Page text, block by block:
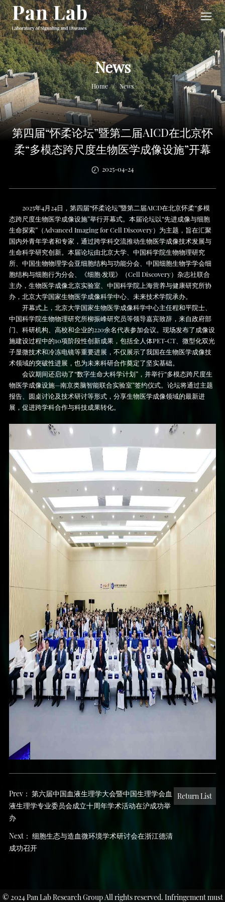
News
Home / News
第四届“怀柔论坛”暨第二届AICD在北京怀
柔“多模态跨尺度生物医学成像设施”开幕
2025-04-24
2025年4月24日，第四届“怀柔论坛”暨第二届AICD在北京怀柔“多模
态跨尺度生物医学成像设施”举行开幕式。本届论坛以“先进成像与细胞
生命探索”（Advanced Imaging for Cell Discovery）为主题，旨在汇聚
国内外青年学者和专家，通过跨学科交流推动生物医学成像技术发展与
生命科学研究创新。本届论坛由北京大学、中国科学院生物物理研究
所、中国生物物理学会亚细胞结构与功能分会、中国细胞生物学学会细
胞结构与细胞行为分会、《细胞·发现》（Cell Discovery）杂志社联合
主办，生物医学成像北京实验室、中国科学院上海营养与健康研究所协
办，北京大学国家生物医学成像科学中心、未来技术学院承办。
开幕式上，北京大学国家生物医学成像科学中心主任程和平院士、
中国科学院生物物理研究所柳振峰研究员等领导嘉宾致辞，来自政府部
门、科研机构、高校和企业的220余名代表参加会议。现场发布了成像设
施建设过程中的10项阶段性创新成果，包括全人体PET-CT、微型化双光
子显微技术和冷冻电镜等重要进展，不仅展示了我国在生物医学成像技
术领域的突破性进展，也为未来科研合作奠定了坚实基础。
会议期间还启动了“数字生命大科学计划”，并举行“多模态跨尺度生
物医学成像设施—南京类脑智能联合实验室”签约仪式。论坛将通过主题
报告、圆桌讨论及技术研讨等形式，分享生物医学成像领域的最新进
展，促进跨学科合作与科技成果转化。
Prev： 第六届中国血液生理学大会暨中国生理学会血
液生理学专业委员会成立十周年学术活动在沪成功举
办
Next： 细胞生态与造血微环境学术研讨会在浙江德清
成功召开
Return List
© 2024 Pan Lab Research Group All rights reserved. Infringement must